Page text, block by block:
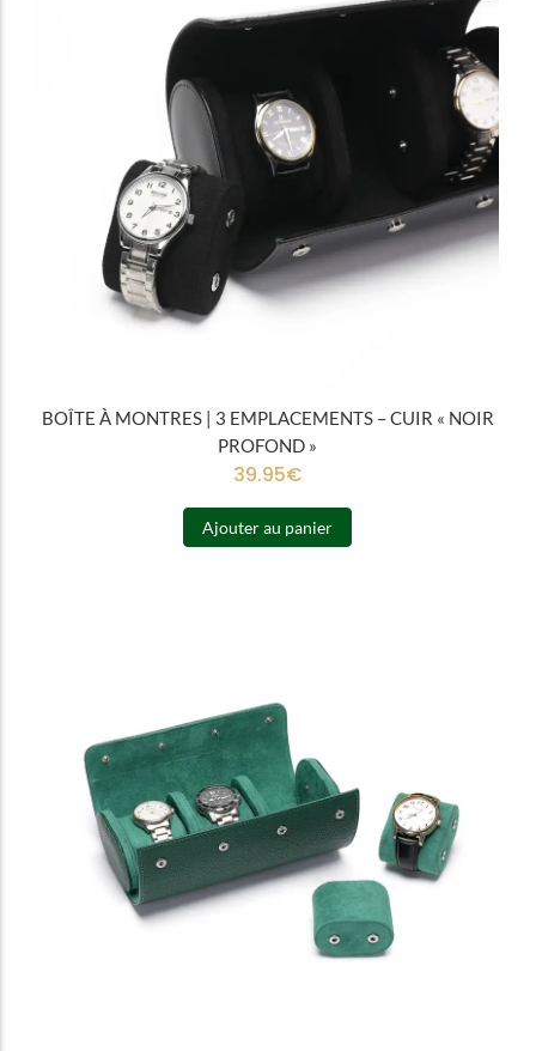
BOÎTE À MONTRES | 3 EMPLACEMENTS – CUIR « NOIR
PROFOND »
39.95€
Ajouter au panier